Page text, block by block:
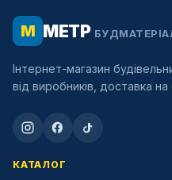
М МЕТР
Інтернет-магазин
від виробників, доставка
КАТАЛОГ